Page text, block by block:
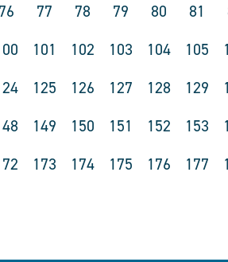
76 77 78 79 80 81
101 102 103 104 105
125 126 127 128 129
149 150 151 152 153
173 174 175 176 177